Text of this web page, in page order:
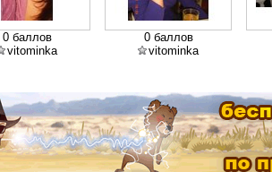
0 баллов
vitominka
0 баллов
vitominka